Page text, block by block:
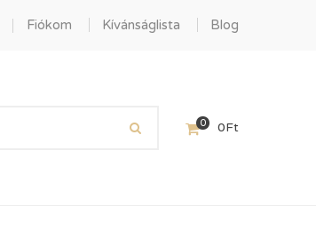
Fiókom Kívánságlista Blog
0 0Ft